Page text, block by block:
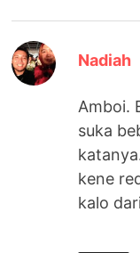
Nadiah
Amboi.
suka
kene
kalo